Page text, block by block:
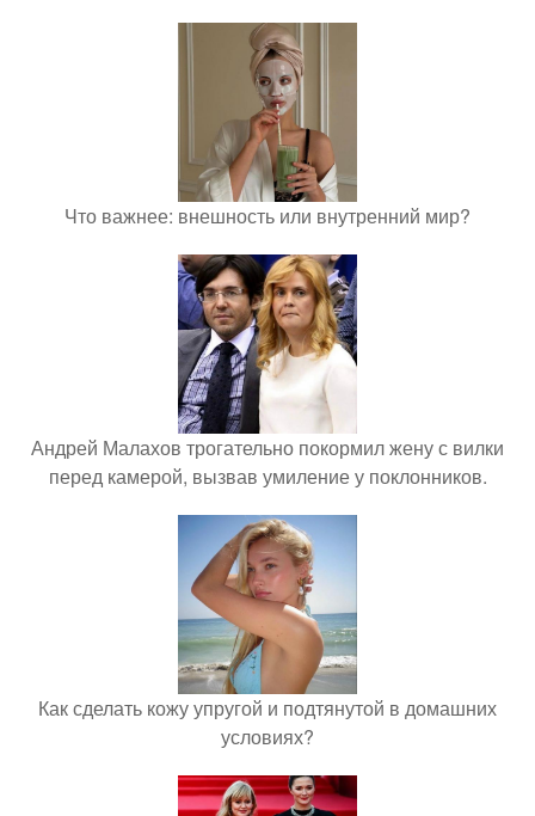
Что важнее: внешность или внутренний мир?
Андрей Малахов трогательно покормил жену с вилки
перед камерой, вызвав умиление у поклонников.
Как сделать кожу упругой и подтянутой в домашних
условиях?